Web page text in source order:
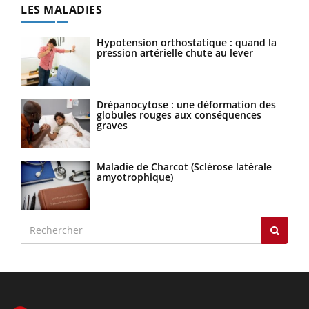
LES MALADIES
Hypotension orthostatique : quand la
pression artérielle chute au lever
Drépanocytose : une déformation des
globules rouges aux conséquences
graves
Maladie de Charcot (Sclérose latérale
amyotrophique)